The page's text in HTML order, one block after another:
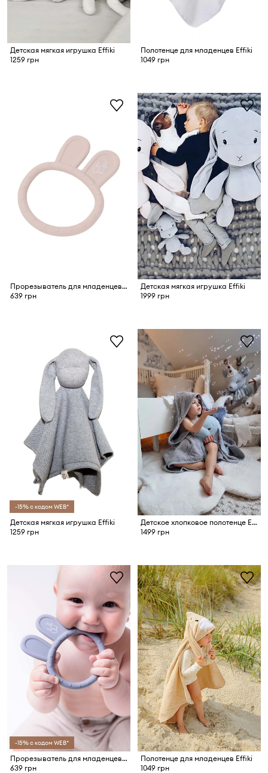
Детская мягкая игрушка Effiki
1259 грн
Полотенце для младенцев Effiki
1049 грн
Прорезыватель для младенцев Effiki
639 грн
Детская мягкая игрушка Effiki
1999 грн
-15% с кодом WEB*
Детская мягкая игрушка Effiki
1259 грн
Детское хлопковое полотенце Effiki 95x95 cm
1499 грн
-15% с кодом WEB*
Прорезыватель для младенцев Effiki
639 грн
Полотенце для младенцев Effiki
1049 грн